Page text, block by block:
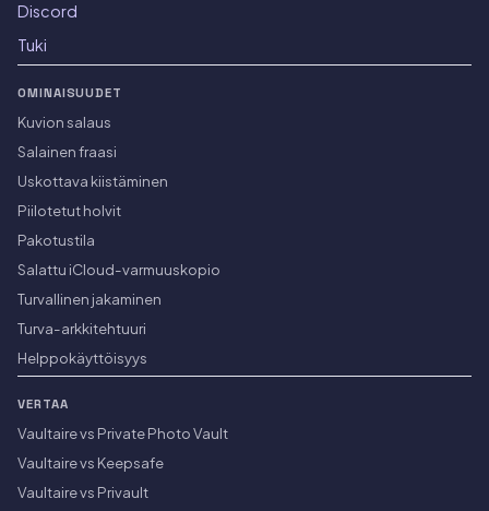
Discord
Tuki
OMINAISUUDET
Kuvion salaus
Salainen fraasi
Uskottava kiistäminen
Piilotetut holvit
Pakotustila
Salattu iCloud-varmuuskopio
Turvallinen jakaminen
Turva-arkkitehtuuri
Helppokäyttöisyys
VERTAA
Vaultaire vs Private Photo Vault
Vaultaire vs Keepsafe
Vaultaire vs Privault